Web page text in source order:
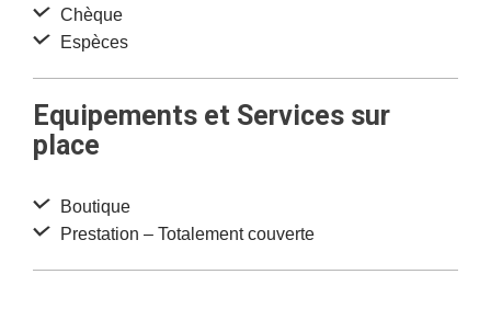
Chèque
Espèces
Equipements et Services sur
place
Boutique
Prestation – Totalement couverte